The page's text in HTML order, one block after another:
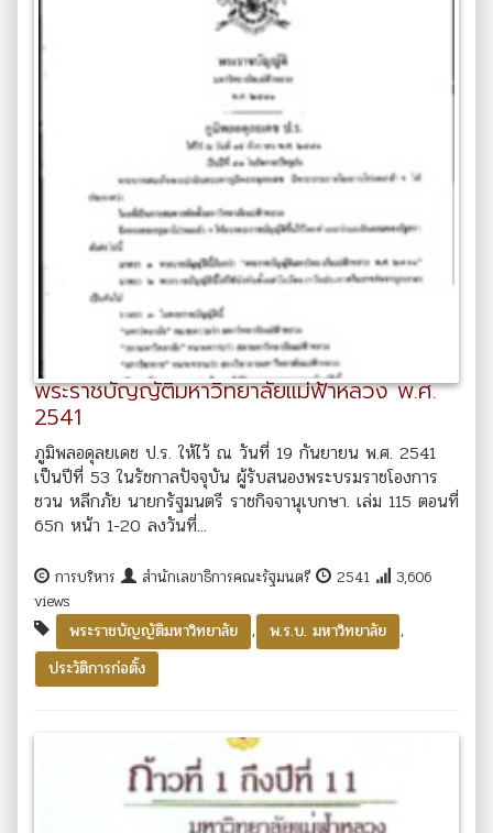
พระราชบัญญัติมหาวิทยาลัยแม่ฟ้าหลวง พ.ศ.
2541
ภูมิพลอดุลยเดช ป.ร. ให้ไว้ ณ วันที่ 19 กันยายน พ.ศ. 2541
เป็นปีที่ 53 ในรัชกาลปัจจุบัน ผู้รับสนองพระบรมราชโองการ
ชวน หลีกภัย นายกรัฐมนตรี ราชกิจจานุเบกษา. เล่ม 115 ตอนที่
65ก หน้า 1-20 ลงวันที่...
การบริหาร สำนักเลขาธิการคณะรัฐมนตรี 2541
3,606
views
พระราชบัญญัติมหาวิทยาลัย
, พ.ร.บ. มหาวิทยาลัย
,
ประวัติการก่อตั้ง